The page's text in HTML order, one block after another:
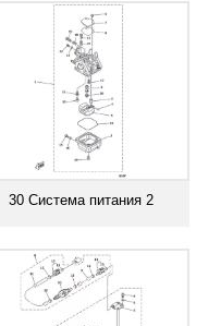
30 Система питания 2